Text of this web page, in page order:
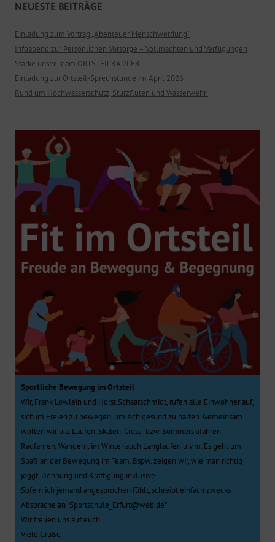
NEUESTE BEITRÄGE
Einladung zum Vortrag „Abenteuer Menschwerdung“
Infoabend zur Persönlichen Vorsorge – Vollmachten und Verfügungen
Stärke unser Team ORTSTEILRADLER
Einladung zur Ortsteil-Sprechstunde im April 2026
Rund um Hochwasserschutz, Sturzfluten und Wasserwehr
Sportliche Bewegung im Ortsteil
Wir, Frank Löwlein und Horst Schaarschmidt, rufen alle Einwohner auf,
sich im Freien zu bewegen, um sich gesund zu halten. Gemeinsam
wollen wir u.a. Laufen, Skaten, Cross- bzw. Sommerskifahren,
Radfahren, Wandern, im Winter auch Langlaufen u.v.m. Es geht um
Spaß an der Bewegung im Team. Bspw. zeigen wir, wie man richtig
joggt, Dehnung und Kräftigung inklusive.
Sofern ich jemand angesprochen fühlt, schreibt einfach zwecks
Absprache an "Sportschule_Erfurt@web.de"
Wir freuen uns auf euch.
Viele Grüße